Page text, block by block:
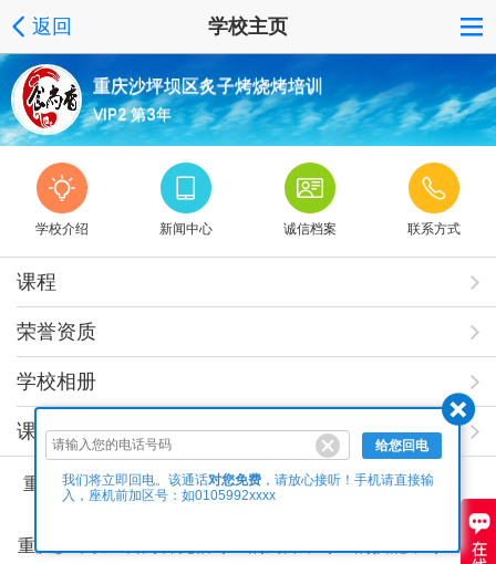
返回 学校主页
重庆沙坪坝区炙子烤烧烤培训
VIP2 第3年
学校介绍 新闻中心 诚信档案 联系方式
课程
荣誉资质
学校相册
课程视频
重庆沙坪坝区炙子烤烧烤培训学校简介
重庆沙坪坝区食尚香凭借专业的厨师，专业的技能，专业的
给您回电
我们将立即回电。该通话对您免费，请放心接听！手机请直接输
入，座机前加区号：如0105992xxxx